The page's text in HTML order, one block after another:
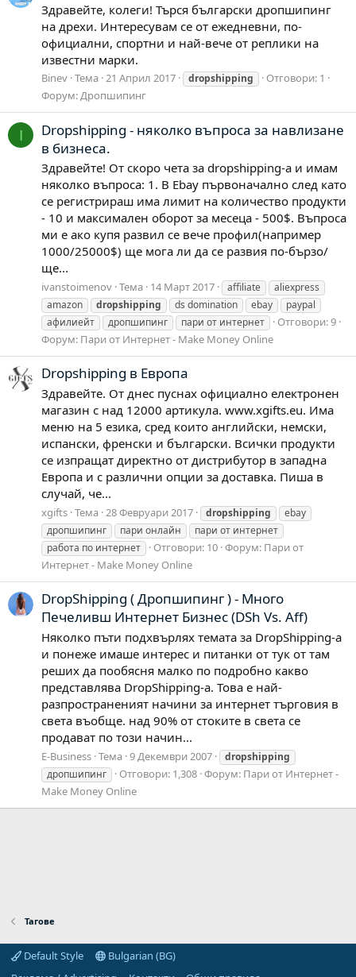
Здравейте, колеги! Търся български дропшипинг
на дрехи. Интересувам се от ежедневни, по-
официални, спортни и най-вече от реплики на
известни марки.
Binev Тема 21 Април 2017 dropshipping
Отговори: 1
Форум:Дропшипинг
I
Dropshipping - няколко въпроса за навлизане
в бизнеса.
Здравейте! От скоро чета за dropshipping-а и имам
няколко въпроса: 1. В Ebay първоначално след като
се регистрираш има лимит на количество продукти
- 10 и максимален оборот за месеца - 500$. Въпроса
ми е ако купя развил се вече профил(например
1000/25000$) ще мога ли да се развия по-бързо/
ще...
ivanstoimenov Тема 14 Март 2017 affiliate
aliexpress
amazon
dropshipping ds domination ebay
paypal
афилиейт
дропшипинг пари от интернет
Отговори: 9
Форум: Пари от Интернет - Make Money Online
Dropshipping в Европа
Здравейте. От днес пуснах официално електронен
магазин с над 12000 артикула. www.xgifts.eu. Има
меню на 5 езика, сред които английски, немски,
испански, френски и български. Всички продукти
се изпращат директно от дистрибутор в западна
Европа и с различни опции за доставка. Пиша в
случай, че...
xgifts Тема 28 Февруари 2017 dropshipping
ebay
дропшипинг
пари онлайн
пари от интернет
работа по интернет
Отговори: 10 Форум: Пари от
Интернет - Make Money Online
DropShipping ( Дропшипинг ) - Много
Печеливш Интернет Бизнес (DSh Vs. Aff)
Няколко пъти подхвърлях темата за DropShipping-а
и понеже имаше интерес и питанки от тук от там
реших да пообясня малко по подробно какво
представлява DropShipping-а. Това е най-
разпространеният начини за интернет търговия в
света въобще. над 90% от стоките в света се
продават по този начин...
E-Business Тема 9 Декември 2007
dropshipping
дропшипинг
Отговори: 1,308 Форум: Пари от Интернет -
Make Money Online
Тагове
Default Style
Bulgarian (BG)